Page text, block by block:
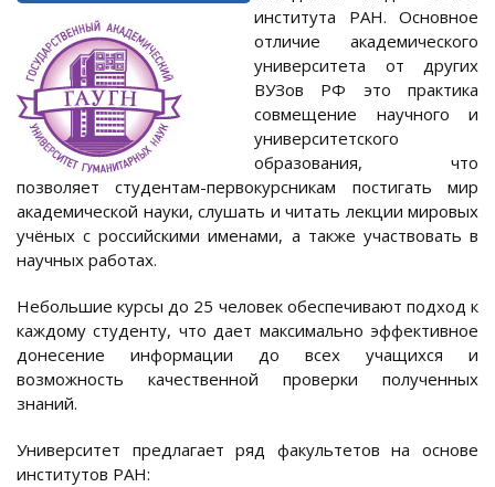
института РАН. Основное
отличие академического
университета от других
ВУЗов РФ это практика
совмещение научного и
университетского
образования, что
позволяет студентам-первокурсникам постигать мир
академической науки, слушать и читать лекции мировых
учёных с российскими именами, а также участвовать в
научных работах.
Небольшие курсы до 25 человек обеспечивают подход к
каждому студенту, что дает максимально эффективное
донесение информации до всех учащихся и
возможность качественной проверки полученных
знаний.
Университет предлагает ряд факультетов на основе
институтов РАН: